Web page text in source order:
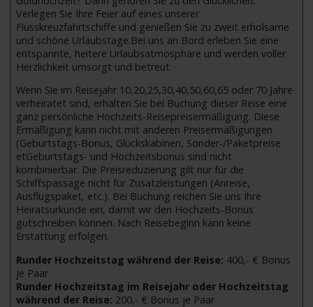
Verlegen Sie Ihre Feier auf eines unserer
Flusskreuzfahrtschiffe und genießen Sie zu zweit erholsame
und schöne Urlaubstage.Bei uns an Bord erleben Sie eine
entspannte, heitere Urlaubsatmosphäre und werden voller
Herzlichkeit umsorgt und betreut.
Wenn Sie im Reisejahr 10,20,25,30,40,50,60,65 oder 70 Jahre
verheiratet sind, erhalten Sie bei Buchung dieser Reise eine
ganz persönliche Hochzeits-Reisepreisermäßigung. Diese
Ermäßigung kann nicht mit anderen Preisermäßigungen
(Geburtstags-Bonus, Glückskabinen, Sonder-/Paketpreise
etGeburtstags- und Hochzeitsbonus sind nicht
kombinierbar. Die Preisreduzierung gilt nur für die
Schiffspassage nicht für Zusatzleistungen (Anreise,
Ausflugspaket, etc.). Bei Buchung reichen Sie uns Ihre
Heiratsurkunde ein, damit wir den Hochzeits-Bonus
gutschreiben können. Nach Reisebeginn kann keine
Erstattung erfolgen.
Runder Hochzeitstag während der Reise: 400,- € Bonus
je Paar
Runder Hochzeitstag im Reisejahr oder Hochzeitstag
während der Reise: 200,- € Bonus je Paar